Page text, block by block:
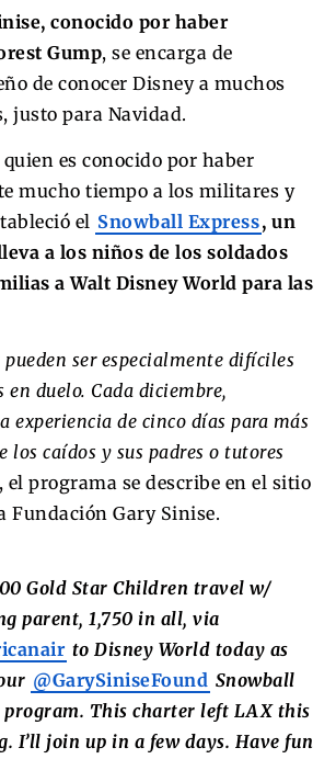
conocido por haber
Gump, se encarga de
de conocer Disney a muchos
justo para Navidad.
quien es conocido por haber
mucho tiempo a los militares y
el Snowball Express, un
a los niños de los soldados
a Walt Disney World para las
pueden ser especialmente difíciles
duelo. Cada diciembre,
experiencia de cinco días para más
los caídos y sus padres o tutores
el programa se describe en el sitio
Fundación Gary Sinise.
Gold Star Children travel w/
parent, 1,750 in all, via
to Disney World today as
@GarySiniseFound Snowball
program. This charter left LAX this
I’ll join up in a few days. Have fun